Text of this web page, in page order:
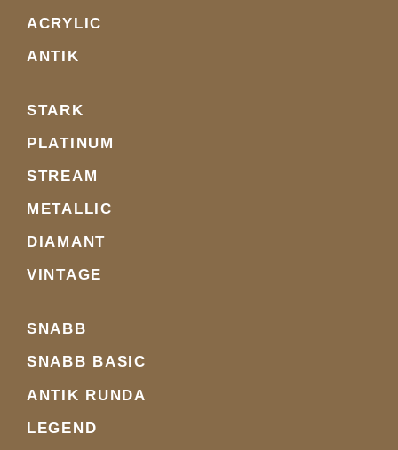
ACRYLIC
ANTIK
STARK
PLATINUM
STREAM
METALLIC
DIAMANT
VINTAGE
SNABB
SNABB BASIC
ANTIK RUNDA
LEGEND